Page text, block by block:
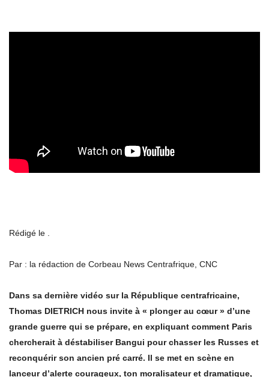
Rédigé le .
Par : la rédaction de Corbeau News Centrafrique, CNC
Dans sa dernière vidéo sur la République centrafricaine,
Thomas DIETRICH nous invite à « plonger au cœur» d’une
grande guerre qui se prépare, en expliquant comment Paris
chercherait à déstabiliser Bangui pour chasser les Russes et
reconquérir son ancien pré carré. Il se met en scène en
lanceur d’alerte courageux, ton moralisateur et dramatique,